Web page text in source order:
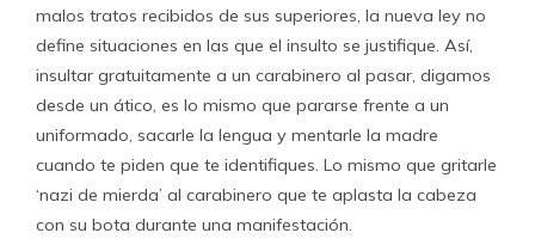
malos tratos recibidos de sus superiores, la nueva ley no
define situaciones en las que el insulto se justifique. Así,
insultar gratuitamente a un carabinero al pasar, digamos
desde un ático, es lo mismo que pararse frente a un
uniformado, sacarle la lengua y mentarle la madre
cuando te piden que te identifiques. Lo mismo que gritarle
‘nazi de mierda’ al carabinero que te aplasta la cabeza
con su bota durante una manifestación.